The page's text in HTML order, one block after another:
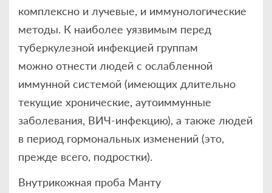
комплексно и лучевые, и иммунологические
методы. К наиболее уязвимым перед
туберкулезной инфекцией группам
можно отнести людей с ослабленной
иммунной системой (имеющих длительно
текущие хронические, аутоиммунные
заболевания, ВИЧ-инфекцию), а также людей
в период гормональных изменений (это,
прежде всего, подростки).
Внутрикожная проба Манту